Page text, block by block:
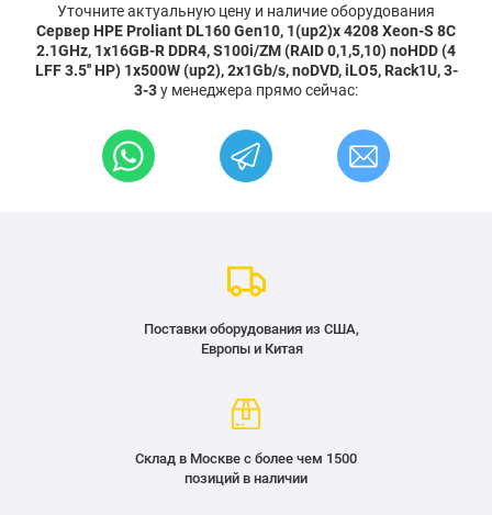
Уточните актуальную цену и наличие оборудования
Сервер HPE Proliant DL160 Gen10, 1(up2)x 4208 Xeon-S 8C
2.1GHz, 1x16GB-R DDR4, S100i/ZM (RAID 0,1,5,10) noHDD (4
LFF 3.5'' HP) 1x500W (up2), 2x1Gb/s, noDVD, iLO5, Rack1U, 3-
3-3у менеджера прямо сейчас:
Поставки оборудования из США,
Европы и Китая
Склад в Москве с более чем 1500
позиций в наличии